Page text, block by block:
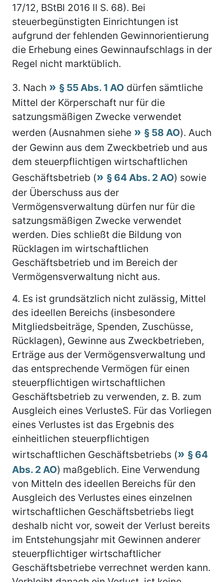
17/12, BStBl 2016 II S. 68). Bei
steuerbegünstigten Einrichtungen ist
aufgrund der fehlenden Gewinnorientierung
die Erhebung eines Gewinnaufschlags in der
Regel nicht marktüblich.
3. Nach § 55 Abs. 1 AO dürfen sämtliche
Mittel der Körperschaft nur für die
satzungsmäßigen Zwecke verwendet
werden (Ausnahmen siehe
§ 58 AO). Auch
der Gewinn aus dem Zweckbetrieb und aus
dem steuerpflichtigen wirtschaftlichen
Geschäftsbetrieb (
§ 64 Abs. 2 AO) sowie
der Überschuss aus der
Vermögensverwaltung dürfen nur für die
satzungsmäßigen Zwecke verwendet
werden. Dies schließt die Bildung von
Rücklagen im wirtschaftlichen
Geschäftsbetrieb und im Bereich der
Vermögensverwaltung nicht aus.
4. Es ist grundsätzlich nicht zulässig, Mittel
des ideellen Bereichs (insbesondere
Mitgliedsbeiträge, Spenden, Zuschüsse,
Rücklagen), Gewinne aus Zweckbetrieben,
Erträge aus der Vermögensverwaltung und
das entsprechende Vermögen für einen
steuerpflichtigen wirtschaftlichen
Geschäftsbetrieb zu verwenden, z. B. zum
Ausgleich eines VerlusteS. Für das Vorliegen
eines Verlustes ist das Ergebnis des
einheitlichen steuerpflichtigen
wirtschaftlichen Geschäftsbetriebs (
§ 64
Abs. 2 AO) maßgeblich. Eine Verwendung
von Mitteln des ideellen Bereichs für den
Ausgleich des Verlustes eines einzelnen
wirtschaftlichen Geschäftsbetriebs liegt
deshalb nicht vor, soweit der Verlust bereits
im Entstehungsjahr mit Gewinnen anderer
steuerpflichtiger wirtschaftlicher
Geschäftsbetriebe verrechnet werden kann.